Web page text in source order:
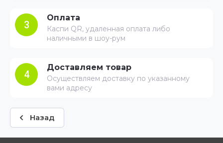
3
Оплата
Каспи QR, удаленная оплата либо
наличными в шоу-рум
4
Доставляем товар
Осуществляем доставку по указанному
вами адресу
Назад